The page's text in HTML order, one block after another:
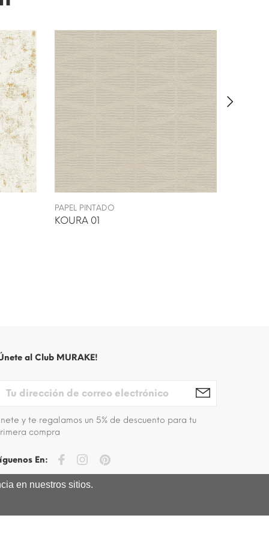
PAPEL PINTADO
KOURA 01
al Club MURAKE!
y te regalamos un 5% de descuento para tu
compra
En:
en nuestros sitios.